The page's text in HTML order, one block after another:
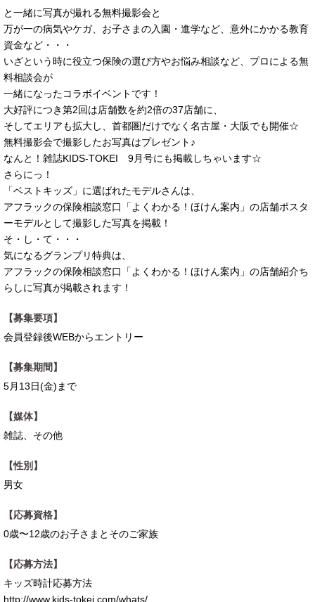
と一緒に写真が撮れる無料撮影会と
万が一の病気やケガ、お子さまの入園・進学など、意外にかかる教育
資金など・・・
いざという時に役立つ保険の選び方やお悩み相談など、プロによる無
料相談会が
一緒になったコラボイベントです！
大好評につき第2回は店舗数を約2倍の37店舗に、
そしてエリアも拡大し、首都圏だけでなく名古屋・大阪でも開催☆
無料撮影会で撮影したお写真はプレゼント♪
なんと！雑誌KIDS-TOKEI 9月号にも掲載しちゃいます☆
さらにっ！
「ベストキッズ」に選ばれたモデルさんは、
アフラックの保険相談窓口「よくわかる！ほけん案内」の店舗ポスタ
ーモデルとして撮影した写真を掲載！
そ・し・て・・・
気になるグランプリ特典は、
アフラックの保険相談窓口「よくわかる！ほけん案内」の店舗紹介ち
らしに写真が掲載されます！
【募集要項】
会員登録後WEBからエントリー
【募集期間】
5月13日(金)まで
【媒体】
雑誌、その他
【性別】
男女
【応募資格】
0歳〜12歳のお子さまとそのご家族
【応募方法】
キッズ時計応募方法
http://www.kids-tokei.com/whats/